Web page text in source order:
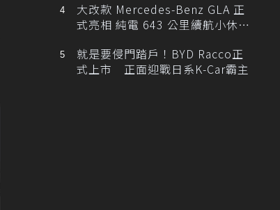
大改款 Mercedes-Benz GLA 正
式亮相 純電 643 公里續航小休
就是要侵門踏戶！BYD Racco正
式上市 正面迎戰日系K-Car霸主